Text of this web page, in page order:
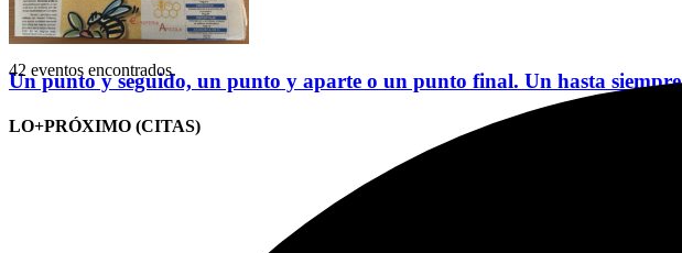
Un punto y seguido, un punto y aparte o un punto final. Un hasta siempre
LO+PRÓXIMO (CITAS)
42 eventos encontrados.